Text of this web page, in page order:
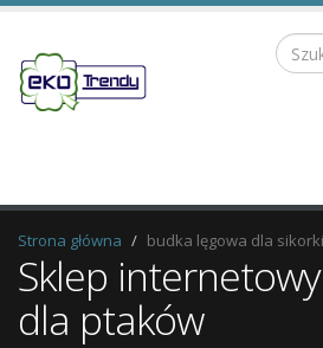
Szukaj
Strona główna budka lęgowa dla sikorki
Sklep
dla ptaków